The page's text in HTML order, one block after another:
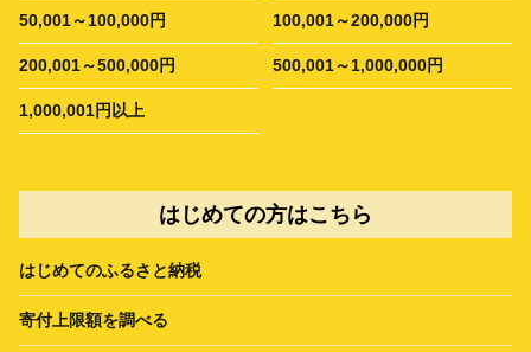
50,001～100,000円 100,001～200,000円
200,001～500,000円 500,001～1,000,000円
1,000,001円以上
はじめての方はこちら
はじめてのふるさと納税
寄付上限額を調べる